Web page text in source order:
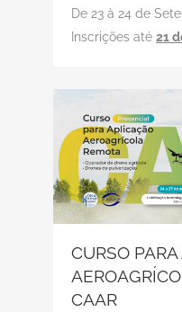
De 23 à 24 de
Inscrições até 21
CURSO
CAAR